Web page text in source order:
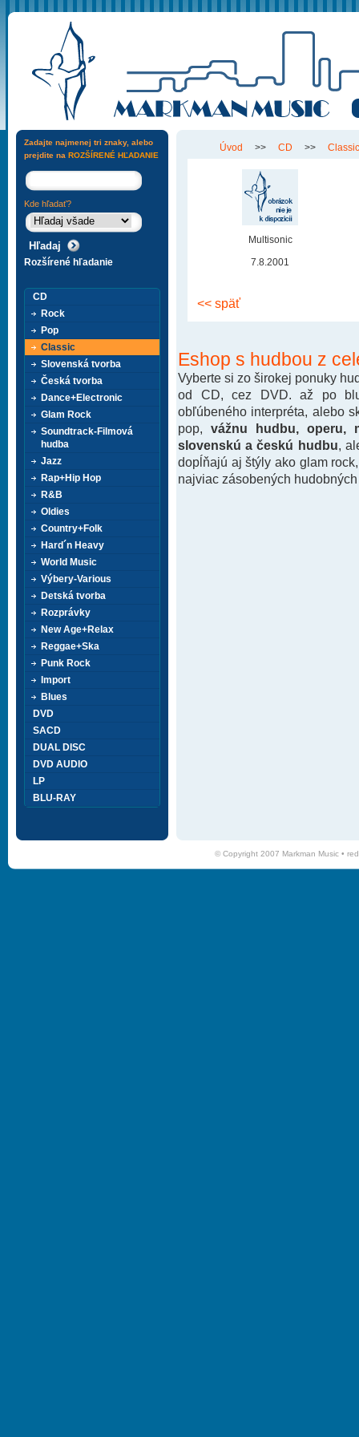
Úvod >> CD >> Classic
Multisonic
7.8.2001
<< späť
Eshop s hudbou z
Vyberte si zo širokej ponuky
od CD, cez DVD. až po
obľúbeného interpréta, alebo
pop, vážnu hudbu, operu,
slovenskú a českú hudbu ,
dopĺňajú aj štýly ako glam
najviac zásobených
Zadajte najmenej tri znaky, alebo
prejdite na ROZŠÍRENÉ HĽADANIE
Kde hľadať?
Rozšírené hľadanie
CD
Rock
Pop
Classic
Slovenská tvorba
Česká tvorba
Dance+Electronic
Glam Rock
Soundtrack-Filmová
hudba
Jazz
Rap+Hip Hop
R&B
Oldies
Country+Folk
Hard´n Heavy
World Music
Výbery-Various
Detská tvorba
Rozprávky
New Age+Relax
Reggae+Ska
Punk Rock
Import
Blues
DVD
SACD
DUAL DISC
DVD AUDIO
LP
BLU-RAY
© Copyright 2007 Markman Music •